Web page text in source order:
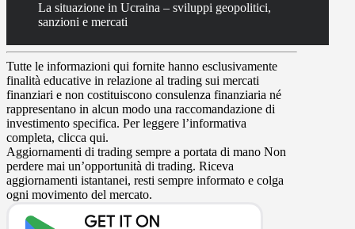
La situazione in Ucraina – sviluppi geopolitici,
sanzioni e mercati
Tutte le informazioni qui fornite hanno esclusivamente
finalità educative in relazione al trading sui mercati
finanziari e non costituiscono consulenza finanziaria né
rappresentano in alcun modo una raccomandazione di
investimento specifica. Per leggere l’informativa
completa, clicca qui.
Aggiornamenti di trading sempre a portata di mano Non
perdere mai un’opportunità di trading. Riceva
aggiornamenti istantanei, resti sempre informato e colga
ogni movimento del mercato.